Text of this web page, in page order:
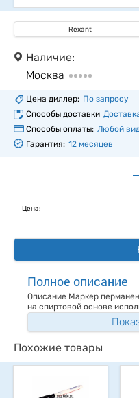
Rexant
Наличие:
Москва
Цена диллер: По запросу
Способы доставки
Способы оплаты: Любой
Гарантия: 12 месяцев
Цена:
Полное описание
Описание Маркер
на спиртовой основе
Похожие товары